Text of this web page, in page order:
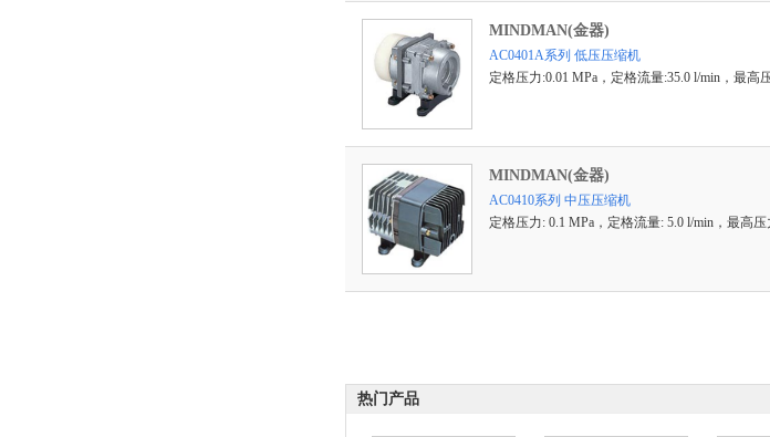
MINDMAN(金器)
AC0401A系列 低压压缩机
定格压力:0.01 MPa，定格流量:35.0 l/min，最高
MINDMAN(金器)
AC0410系列 中压压缩机
定格压力: 0.1 MPa，定格流量: 5.0 l/min，最高压
热门产品